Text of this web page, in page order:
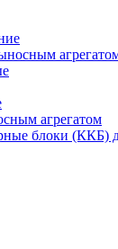
агрегатом
блоки (ККБ)